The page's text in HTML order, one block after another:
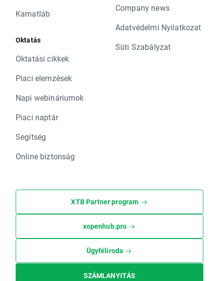
Kamatláb
Oktatás
Oktatási cikkek
Piaci elemzések
Napi webináriumok
Piaci naptár
Segítség
Online biztonság
Company news
Adatvédelmi Nyilatkozat
Süti Szabályzat
XTB Partner program
xopenhub.pro
Ügyféliroda
SZÁMLANYITÁS